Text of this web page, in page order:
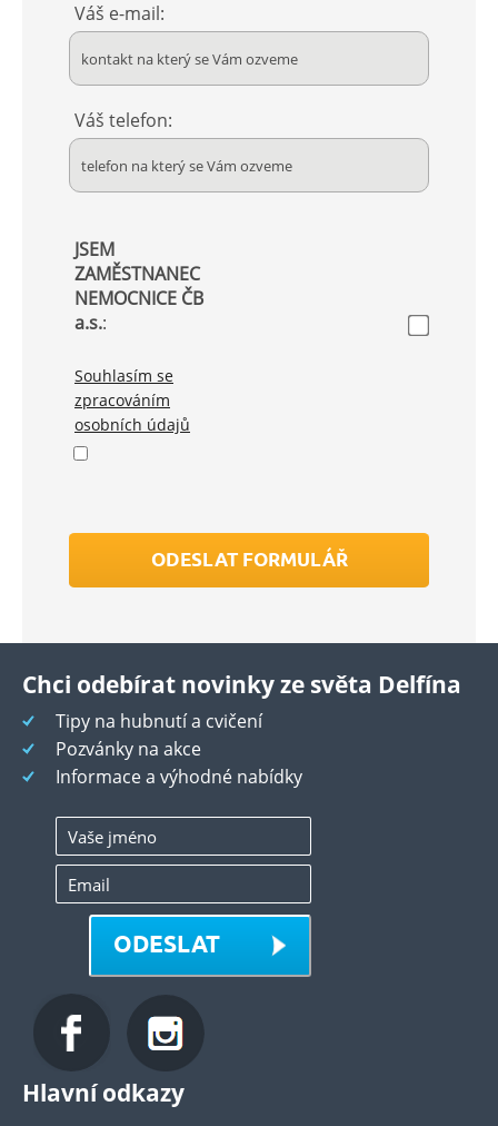
Váš e-mail:
Váš telefon:
JSEM
ZAMĚSTNANEC
NEMOCNICE ČB
a.s.:
Souhlasím se
zpracováním
osobních údajů
ODESLAT FORMULÁŘ
Chci odebírat novinky ze světa Delfína
Tipy na hubnutí a cvičení
Pozvánky na akce
Informace a výhodné nabídky
ODESLAT
Hlavní odkazy